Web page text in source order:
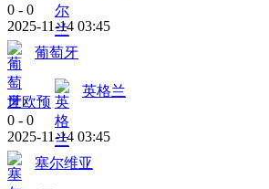
0 - 0
2025-11-14 03:45
葡萄牙
世欧预
英格兰
0 - 0
2025-11-14 03:45
塞尔维亚